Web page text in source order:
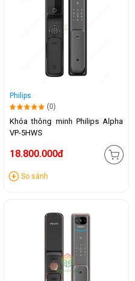
Philips
(0)
Khóa thông minh Philips Alpha
VP-5HWS
18.800.000đ
So sánh